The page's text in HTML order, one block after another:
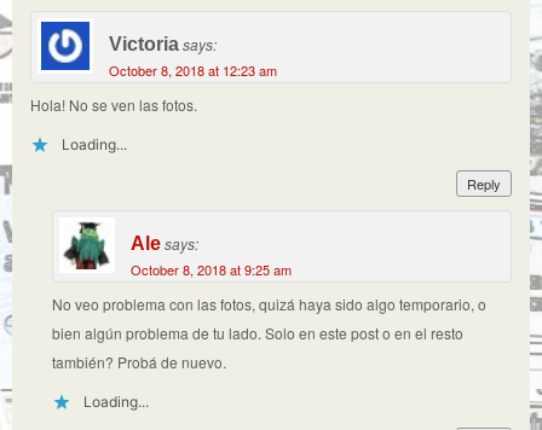
Victoriasays:
October 8, 2018 at 12:23 am
Hola! No se ven las fotos.
Loading...
Reply
Alesays:
October 8, 2018 at 9:25 am
No veo problema con las fotos, quizá haya sido algo temporario, o
bien algún problema de tu lado. Solo en este post o en el resto
también? Probá de nuevo.
Loading...